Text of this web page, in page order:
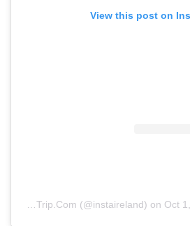
View this post on
A post shared by Visit TheIrishRoadTrip.Com (@instaireland) on Oct